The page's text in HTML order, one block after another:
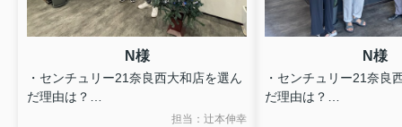
N様
・センチュリー21奈良西大和店を選ん
だ理由は？
A.良い物件を見つけたところ、御社の
担当：辻本伸幸
N様
・センチュリー21奈良
だ理由は？